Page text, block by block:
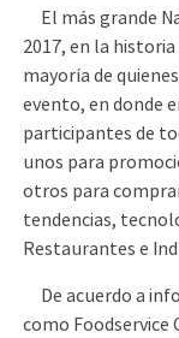
El más grande
2017, en la
mayoría de
evento, en donde
participantes de
unos para
otros para
tendencias,
Restaurantes e
De acuerdo a
como